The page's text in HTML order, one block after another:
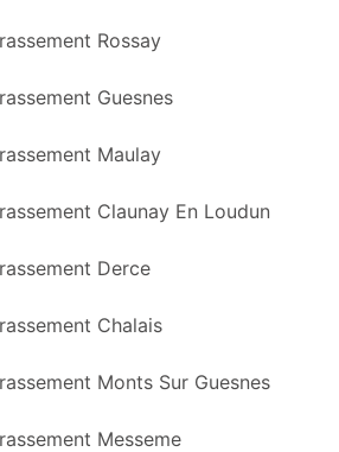
Rossay
Guesnes
Maulay
Claunay En Loudun
Derce
Chalais
Monts Sur Guesnes
Messeme